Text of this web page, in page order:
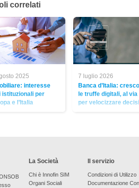
correlati
2025
interesse
istituzionali per
e l’Italia
7 luglio 2026
Banca d’Italia:
le truffe digitali, al via
per velocizzare
La Società
Chi è Innofin SIM
Organi Sociali
Il servizio
Condizioni di Utilizzo
Documentazione